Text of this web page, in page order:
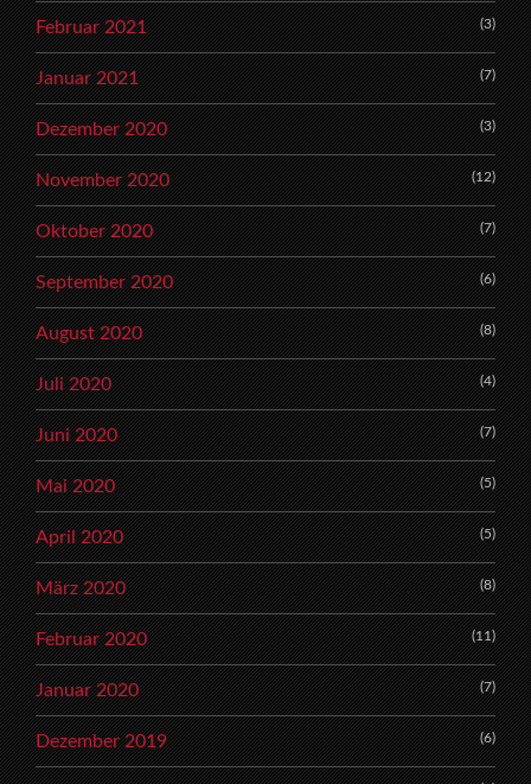
Februar 2021 (3)
Januar 2021 (7)
Dezember 2020 (3)
November 2020 (12)
Oktober 2020 (7)
September 2020 (6)
August 2020 (8)
Juli 2020 (4)
Juni 2020 (7)
Mai 2020 (5)
April 2020 (5)
März 2020 (8)
Februar 2020 (11)
Januar 2020 (7)
Dezember 2019 (6)